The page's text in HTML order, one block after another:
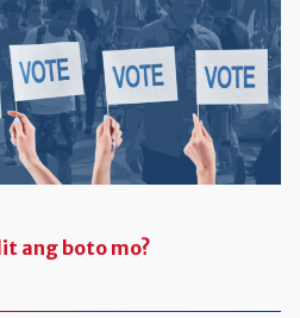
ang boto mo?